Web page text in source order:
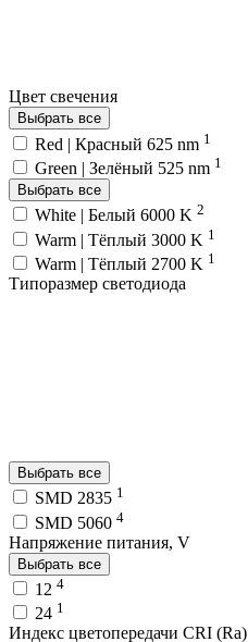
Цвет свечения
Выбрать все
Red | Красный 625 nm 1
Green | Зелёный 525 nm 1
Выбрать все
White | Белый 6000 K 2
Warm | Тёплый 3000 K 1
Warm | Тёплый 2700 K 1
Типоразмер светодиода
Выбрать все
SMD 2835 1
SMD 5060 4
Напряжение питания, V
Выбрать все
12 4
24 1
Индекс цветопередачи CRI (Ra)